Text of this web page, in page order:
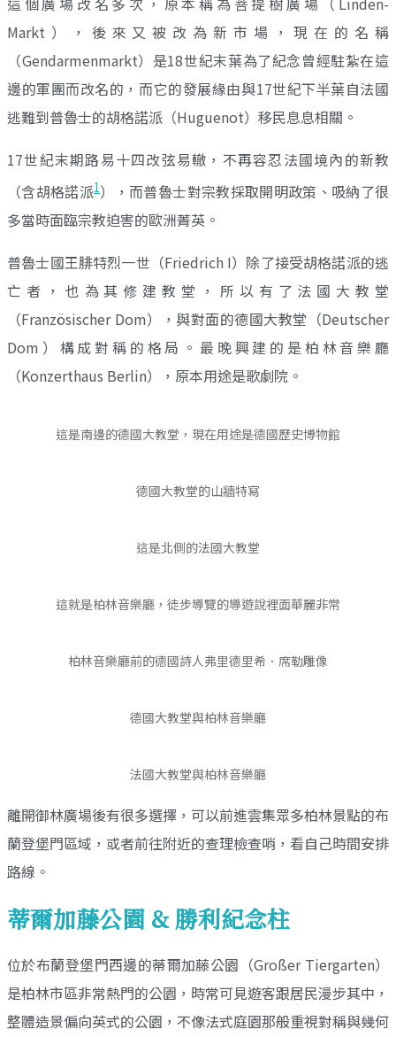
Markt），後來又被改為新市場，現在的名稱
（Gendarmenmarkt）是18世紀末葉為了紀念曾經駐紮在這
邊的軍團而改名的，而它的發展緣由與17世紀下半葉自法國
逃難到普魯士的胡格諾派（Huguenot）移民息息相關。
17世紀末期路易十四改弦易轍，不再容忍法國境內的新教
（含胡格諾派1），而普魯士對宗教採取開明政策、吸納了很
多當時面臨宗教迫害的歐洲菁英。
普魯士國王腓特烈一世（Friedrich I）除了接受胡格諾派的逃
亡者，也為其修建教堂，所以有了法國大教堂
（Französischer Dom），與對面的德國大教堂（Deutscher
Dom）構成對稱的格局。最晚興建的是柏林音樂廳
（Konzerthaus Berlin），原本用途是歌劇院。
這是南邊的德國大教堂，現在用途是德國歷史博物館
德國大教堂的山牆特寫
這是北側的法國大教堂
這就是柏林音樂廳，徒步導覽的導遊說裡面華麗非常
柏林音樂廳前的德國詩人弗里德里希．席勒雕像
德國大教堂與柏林音樂廳
法國大教堂與柏林音樂廳
離開御林廣場後有很多選擇，可以前進雲集眾多柏林景點的布
蘭登堡門區域，或者前往附近的查理檢查哨，看自己時間安排
路線。
蒂爾加藤公園 & 勝利紀念柱
位於布蘭登堡門西邊的蒂爾加藤公園（Großer Tiergarten）
是柏林市區非常熱門的公園，時常可見遊客跟居民漫步其中，
整體造景偏向英式的公園，不像法式庭園那般重視對稱與幾何